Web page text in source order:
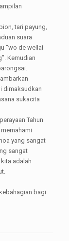
tari payung,
suara
“wo de weilai
Kemudian
dimaksudkan
sukacita
Tahun
yang sangat
sangat
adalah
bagi